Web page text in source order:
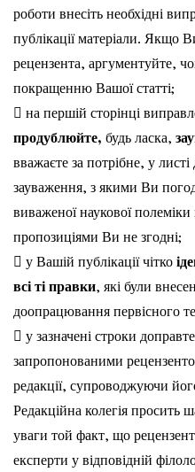
роботи внесіть необхідні
публікації матеріали. Якщо
рецензента, аргументуйте,
покращенню Вашої статті;
 на першій сторінці
продублюйте, будь ласка,
вважаєте за потрібне, у листі
зауваження, з якими Ви
виваженої наукової
пропозиціями Ви не згодні;
 у Вашій публікації чітко
всі ті правки, які були
доопрацювання первісного
 у зазначені строки
запропонованими
редакції, супроводжуючи
Редакційна колегія просить
уваги той факт, що
експерти у відповідній